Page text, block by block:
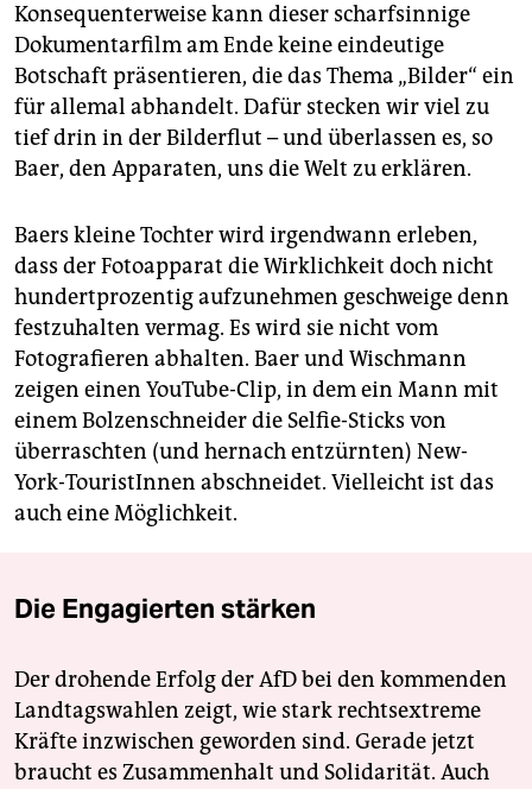
Konsequenterweise kann dieser scharfsinnige
Dokumentarfilm am Ende keine eindeutige
Botschaft präsentieren, die das Thema „Bilder“ ein
für allemal abhandelt. Dafür stecken wir viel zu
tief drin in der Bilderflut – und überlassen es, so
Baer, den Apparaten, uns die Welt zu erklären.
Baers kleine Tochter wird irgendwann erleben,
dass der Fotoapparat die Wirklichkeit doch nicht
hundertprozentig aufzunehmen geschweige denn
festzuhalten vermag. Es wird sie nicht vom
Fotografieren abhalten. Baer und Wischmann
zeigen einen YouTube-Clip, in dem ein Mann mit
einem Bolzenschneider die Selfie-Sticks von
überraschten (und hernach entzürnten) New-
York-TouristInnen abschneidet. Vielleicht ist das
auch eine Möglichkeit.
Die Engagierten stärken
Der drohende Erfolg der AfD bei den kommenden
Landtagswahlen zeigt, wie stark rechtsextreme
Kräfte inzwischen geworden sind. Gerade jetzt
braucht es Zusammenhalt und Solidarität. Auch